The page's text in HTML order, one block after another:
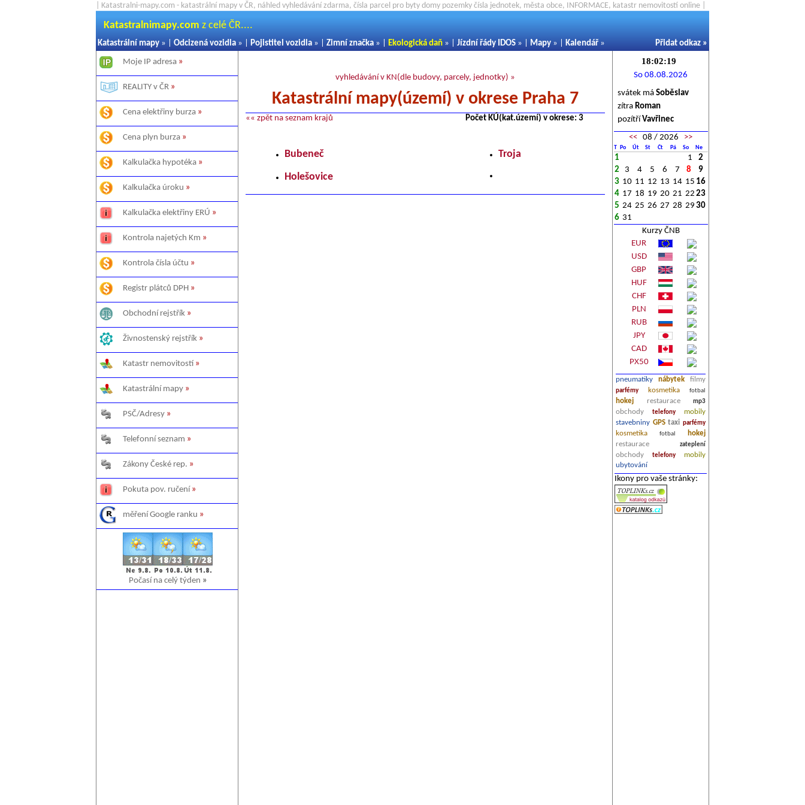
| Katastralni-mapy.com - katastrální mapy v ČR, náhled vyhledávání zdarma, čísla parcel pro byty domy pozemky čísla jednotek, města obce, INFORMACE, katastr nemovitostí online |
Katastralnimapy.com z celé ČR....
Katastrální mapy » | Odcizená vozidla » | Pojistitel vozidla » | Zimní značka » | Ekologická daň » | Jízdní řády IDOS » | Mapy » | Kalendář » Přidat odkaz »
Moje IP adresa »
REALITY v ČR »
Cena elektřiny burza »
Cena plyn burza »
Kalkulačka hypotéka »
Kalkulačka úroku »
Kalkulačka elektřiny ERÚ »
Kontrola najetých Km »
Kontrola čísla účtu »
Registr plátců DPH »
Obchodní rejstřík »
Živnostenský rejstřík »
Katastr nemovitostí »
Katastrální mapy »
PSČ/Adresy »
Telefonní seznam »
Zákony České rep. »
Pokuta pov. ručení »
měření Google ranku »
Počasí na celý týden »
vyhledávání v KN(dle budovy, parcely, jednotky) »
Katastrální mapy(území) v okrese Praha 7
«« zpět na seznam krajů Počet KÚ(kat.území) v okrese: 3
Bubeneč
Holešovice
Troja
So 08.08.2026
svátek má Soběslav
zítra Roman
pozítří Vavřinec
<< 08 / 2026 >>
T Po Út St Čt Pá So Ne
1 1
2
2
3 4 5 6 7 8
9
3 10 11 12 13 14 15 16
4 17 18 19 20 21 22 23
5 24 25 26 27 28 29 30
6 31
Kurzy ČNB
EUR
USD
GBP
HUF
CHF
PLN
RUB
JPY
CAD
PX50
pneumatiky nábytek filmy
parfémy kosmetika fotbal
hokej restaurace mp3
obchody telefony
mobily
stavebniny GPS taxi parfémy
kosmetika fotbal
hokej
restaurace
zateplení
obchody telefony
mobily
ubytování
Ikony pro vaše stránky: